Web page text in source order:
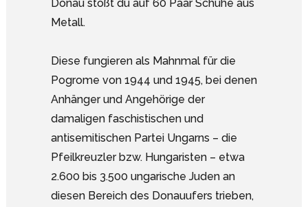
Donau stößt du auf 60 Paar Schuhe aus
Metall.
Diese fungieren als Mahnmal für die
Pogrome von 1944 und 1945, bei denen
Anhänger und Angehörige der
damaligen faschistischen und
antisemitischen Partei Ungarns – die
Pfeilkreuzler bzw. Hungaristen – etwa
2.600 bis 3.500 ungarische Juden an
diesen Bereich des Donauufers trieben,